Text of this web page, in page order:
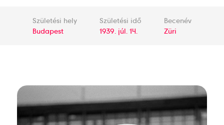
Születési hely
Budapest
Születési idő
1939. júl. 14.
Becenév
Züri